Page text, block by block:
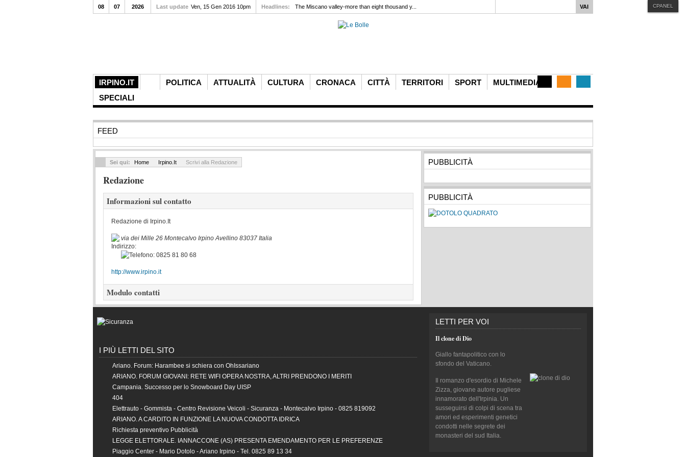
IRPINO.IT POLITICA ATTUALITÀ CULTURA CRONACA CITTÀ TERRITORI SPORT
MULTIMEDIA
SPECIALI
08 07 2026 Last update Ven, 15 Gen 2016 10pm Headlines: The Miscano valley-more than eight thousand y... CPANEL
FEED
Sei qui: Home Irpino.It Scrivi alla Redazione
Redazione
Informazioni sul contatto
Redazione di Irpino.It
via dei Mille 26 Montecalvo IrpinoAvellino 83037 Italia
0825 81 80 68
http://www.irpino.it
Modulo contatti
PUBBLICITÀ
PUBBLICITÀ
I PIÙ LETTI DEL SITO
Ariano. Forum: Harambee si schiera con OhIssariano
ARIANO. FORUM GIOVANI: RETE WIFI OPERA NOSTRA, ALTRI PRENDONO I MERITI
Campania. Successo per lo Snowboard Day UISP
404
Elettrauto - Gommista - Centro Revisione Veicoli - Sicuranza - Montecalvo Irpino - 0825 819092
ARIANO. A CARDITO IN FUNZIONE LA NUOVA CONDOTTA IDRICA
Richiesta preventivo Pubblicità
LEGGE ELETTORALE. IANNACCONE (AS) PRESENTA EMENDAMENTO PER LE PREFERENZE
Piaggio Center - Mario Dotolo - Ariano Irpino - Tel. 0825 89 13 34
LETTI PER VOI
Il clone di Dio
Giallo fantapolitico con lo
sfondo del Vaticano.
Il romanzo d'esordio di Michele
Zizza, giovane autore pugliese
innamorato dell'Irpinia. Un
susseguirsi di colpi di scena tra
amori ed esperimenti genetici
condotti nelle segrete dei
monasteri del sud Italia.